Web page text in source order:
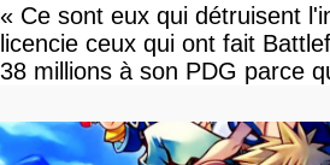
« Ce sont eux qui détruisent
licencie ceux qui ont fait
38 millions à son PDG parce